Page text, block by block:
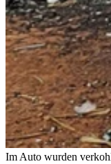
Im Auto wurden